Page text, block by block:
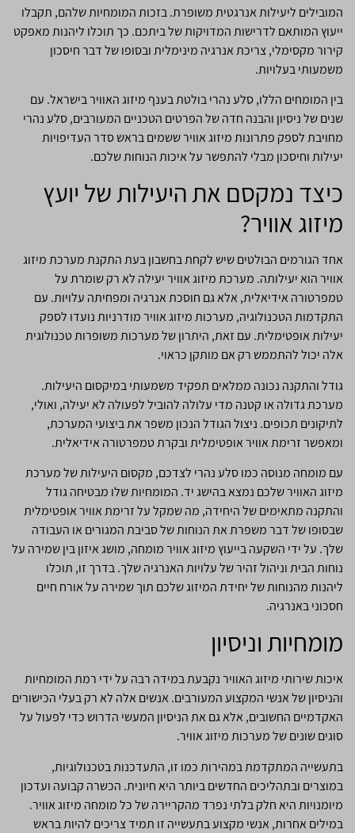
המובילים ליעילות אנרגטית משופרת. בזכות המומחיות שלהם, תקבלו
ייעוץ המותאם לדרישות המדויקות של ביתכם. כך תוכלו ליהנות מאפקט
קירור מקסימלי, צריכת אנרגיה מינימלית ובסופו של דבר חיסכון
משמעותי בעלויות.
בין המומחים הללו, סלע נהרי בולטת בענף מיזוג האוויר בישראל. עם
שנים של ניסיון והבנה חדה של הפרטים הטכניים המעורבים, סלע נהרי
מחויבת לספק פתרונות מיזוג אוויר ששמים בראש סדר העדיפויות
יעילות וחיסכון מבלי להתפשר על איכות הנוחות שלכם.
כיצד נמקסם את היעילות של יועץ
מיזוג אוויר?
אחד הגורמים הבולטים שיש לקחת בחשבון בעת התקנת מערכת מיזוג
אוויר הוא יעילותה. מערכת מיזוג אוויר יעילה לא רק שומרת על
טמפרטורה אידיאלית, אלא גם חוסכת אנרגיה ומפחיתה עלויות. עם
התקדמות הטכנולוגיה, מערכות מיזוג אוויר מודרניות נועדו לספק
יעילות אופטימלית. עם זאת, היתרון של מערכות משופרות טכנולוגית
אלה יכול להתממש רק אם מותקן כראוי.
גודל והתקנה נכונה ממלאים תפקיד משמעותי במיקסום היעילות.
מערכת גדולה או קטנה מדי עלולה להוביל לפעולה לא יעילה, ואולי,
לתיקונים תכופים. ניצול הגודל הנכון משפר את ביצועי המערכת,
ומאפשר זרימת אוויר אופטימלית ובקרת טמפרטורה אידיאלית.
עם מומחה מנוסה כמו סלע נהרי לצדכם, מקסום היעילות של מערכת
מיזוג האוויר שלכם נמצא בהישג יד. המומחיות שלו מבטיחה גודל
והתקנה מתאימים של היחידה, מה שמקל על זרימת אוויר אופטימלית
שבסופו של דבר משפרת את הנוחות של סביבת המגורים או העבודה
שלך. על ידי השקעה בייעוץ מיזוג אוויר מומחה, מושג איזון בין שמירה על
נוחות הבית וניהול זהיר של עלויות האנרגיה שלך. בדרך זו, תוכלו
ליהנות מהנוחות של יחידת המיזוג שלכם תוך שמירה על אורח חיים
חסכוני באנרגיה.
מומחיות וניסיון
איכות שירותי מיזוג האוויר נקבעת במידה רבה על ידי רמת המומחיות
והניסיון של אנשי המקצוע המעורבים. אנשים אלה לא רק בעלי הכישורים
האקדמיים החשובים, אלא גם את הניסיון המעשי הדרוש כדי לפעול על
סוגים שונים של מערכות מיזוג אוויר.
בתעשייה המתקדמת במהירות כמו זו, התעדכנות בטכנולוגיות,
במוצרים ובתהליכים החדשים ביותר היא חיונית. הכשרה קבועה ועדכון
מיומנויות היא חלק בלתי נפרד מהקריירה של כל מומחה מיזוג אוויר.
במילים אחרות, אנשי מקצוע בתעשייה זו תמיד צריכים להיות בראש